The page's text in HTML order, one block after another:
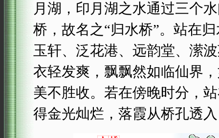
月湖，印月湖之水通过三个
桥，故名之“归水桥”。站在
玉轩、泛花港、远韵堂、潆
衣轻发爽，飘飘然如临仙界
美不胜收。若在傍晚时分，
得金光灿烂，落霞从桥孔透